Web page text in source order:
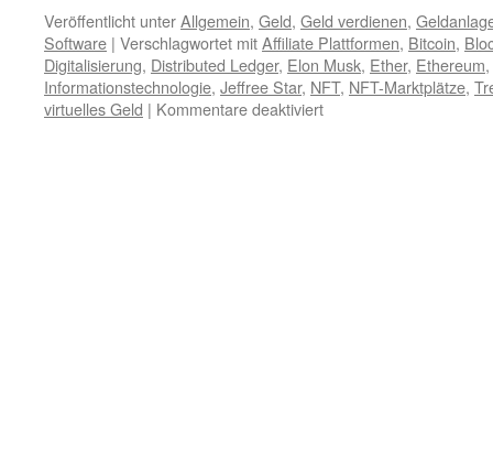
Veröffentlicht unterAllgemein, Geld, Geld verdienen,
Software | Verschlagwortet mitAffiliate Plattformen, Bitcoin,
Digitalisierung, Distributed Ledger, Elon Musk, Ether, Ethereum,
Informationstechnologie, Jeffree Star, NFT, NFT-Marktplätze,
virtuelles Geld | Kommentare deaktiviert